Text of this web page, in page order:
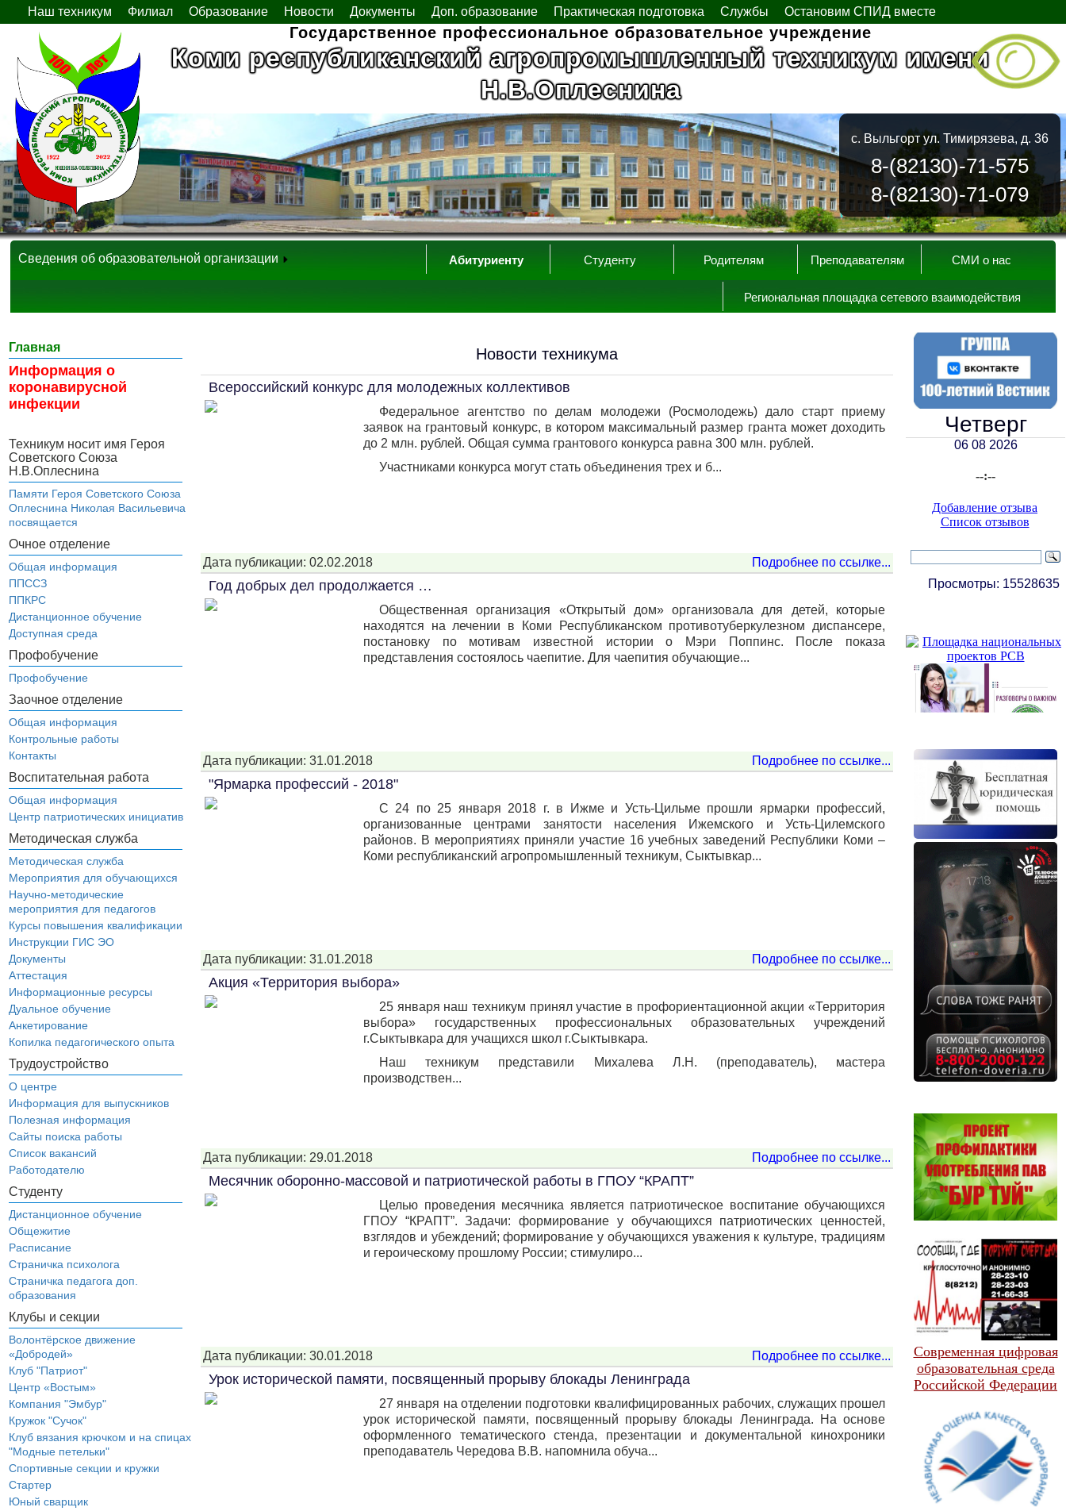
Наш техникум Филиал Образование Новости Документы Доп. образование Практическая подготовка Службы Остановим СПИД вместе
Государственное профессиональное образовательное учреждение
Коми республиканский агропромышленный техникум имени
Н.В.Оплеснина
с. Выльгорт ул. Тимирязева, д. 36
8-(82130)-71-575
8-(82130)-71-079
СМИ о нас
Преподавателям
Родителям
Студенту
Абитуриенту
Региональная площадка сетевого взаимодействия
Сведения об образовательной организации
Главная
Информация о
коронавирусной
инфекции
Техникум носит имя Героя
Советского Союза
Н.В.Оплеснина
Памяти Героя Советского Союза
Оплеснина Николая Васильевича
посвящается
Очное отделение
Общая информация
ППССЗ
ППКРС
Дистанционное обучение
Доступная среда
Профобучение
Профобучение
Заочное отделение
Общая информация
Контрольные работы
Контакты
Воспитательная работа
Общая информация
Центр патриотических инициатив
Методическая служба
Методическая служба
Мероприятия для обучающихся
Научно-методические
мероприятия для педагогов
Курсы повышения квалификации
Инструкции ГИС ЭО
Документы
Аттестация
Информационные ресурсы
Дуальное обучение
Анкетирование
Копилка педагогического опыта
Трудоустройство
О центре
Информация для выпускников
Полезная информация
Сайты поиска работы
Список вакансий
Работодателю
Студенту
Дистанционное обучение
Общежитие
Расписание
Страничка психолога
Страничка педагога доп.
образования
Клубы и секции
Волонтёрское движение
«Добродей»
Клуб "Патриот"
Центр «Востым»
Компания "Эмбур"
Кружок "Сучок"
Клуб вязания крючком и на спицах
"Модные петельки"
Спортивные секции и кружки
Стартер
Юный сварщик
Новости техникума
Всероссийский конкурс для молодежных коллективов
Федеральное агентство по делам молодежи (Росмолодежь) дало старт приему
заявок на грантовый конкурс, в котором максимальный размер гранта может доходить
до 2 млн. рублей. Общая сумма грантового конкурса равна 300 млн. рублей.
Участниками конкурса могут стать объединения трех и б...
Дата публикации: 02.02.2018 Подробнее по ссылке...
Год добрых дел продолжается …
Общественная организация «Открытый дом» организовала для детей, которые
находятся на лечении в Коми Республиканском противотуберкулезном диспансере,
постановку по мотивам известной истории о Мэри Поппинс. После показа
представления состоялось чаепитие. Для чаепития обучающие...
Дата публикации: 31.01.2018 Подробнее по ссылке...
"Ярмарка профессий - 2018"
С 24 по 25 января 2018 г. в Ижме и Усть-Цильме прошли ярмарки профессий,
организованные центрами занятости населения Ижемского и Усть-Цилемского
районов. В мероприятиях приняли участие 16 учебных заведений Республики Коми –
Коми республиканский агропромышленный техникум, Сыктывкар...
Дата публикации: 31.01.2018 Подробнее по ссылке...
Акция «Территория выбора»
25 января наш техникум принял участие в профориентационной акции «Территория
выбора» государственных профессиональных образовательных учреждений
г.Сыктывкара для учащихся школ г.Сыктывкара.
Наш техникум представили Михалева Л.Н. (преподаватель), мастера
производствен...
Дата публикации: 29.01.2018 Подробнее по ссылке...
Месячник оборонно-массовой и патриотической работы в ГПОУ “КРАПТ”
Целью проведения месячника является патриотическое воспитание обучающихся
ГПОУ “КРАПТ”. Задачи: формирование у обучающихся патриотических ценностей,
взглядов и убеждений; формирование у обучающихся уважения к культуре, традициям
и героическому прошлому России; стимулиро...
Дата публикации: 30.01.2018 Подробнее по ссылке...
Урок исторической памяти, посвященный прорыву блокады Ленинграда
27 января на отделении подготовки квалифицированных рабочих, служащих прошел
урок исторической памяти, посвященный прорыву блокады Ленинграда. На основе
оформленного тематического стенда, презентации и документальной кинохроники
преподаватель Чередова В.В. напомнила обуча...
Четверг
06 08 2026
--:--
Добавление отзыва
Список отзывов
Просмотры: 15528635
Современная цифровая
образовательная среда
Российской Федерации